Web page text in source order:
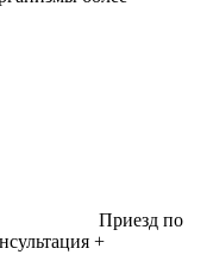
Приезд по
+